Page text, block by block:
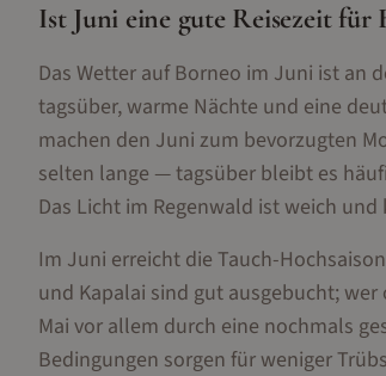
Ist Juni eine gute Reisezeit für
Das Wetter auf Borneo im Juni ist an
tagsüber, warme Nächte und eine
machen den Juni zum bevorzugten
selten lange — tagsüber bleibt es
Das Licht im Regenwald ist weich
Im Juni erreicht die Tauch-
und Kapalai sind gut ausgebucht;
Mai vor allem durch eine nochmals
Bedingungen sorgen für weniger